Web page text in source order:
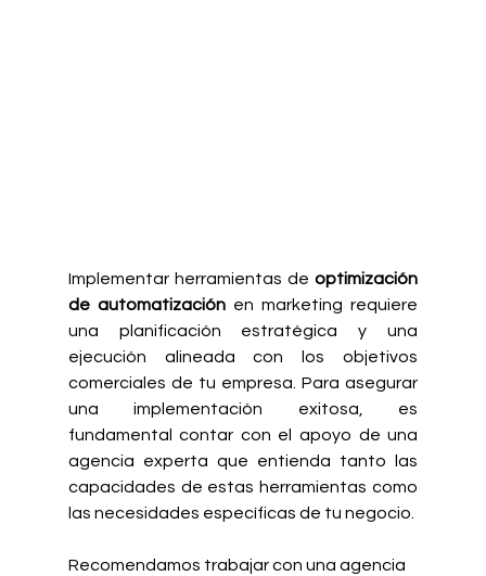
Implementar herramientas de optimización
de automatización en marketing requiere
una planificación estratégica y una
ejecución alineada con los objetivos
comerciales de tu empresa. Para asegurar
una implementación exitosa, es
fundamental contar con el apoyo de una
agencia experta que entienda tanto las
capacidades de estas herramientas como
las necesidades específicas de tu negocio.
Recomendamos trabajar con una agencia